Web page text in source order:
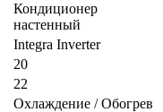
Кондиционер
настенный
Integra Inverter
20
22
Охлаждение / Обогрев